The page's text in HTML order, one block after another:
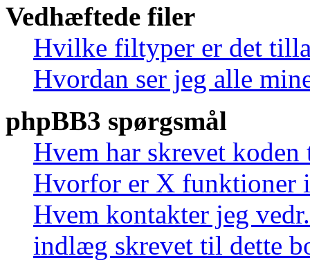
Vedhæftede filer
Hvilke filtyper er det
Hvordan ser jeg alle
phpBB3 spørgsmål
Hvem har skrevet koden
Hvorfor er X funktioner
Hvem kontakter jeg
indlæg skrevet til dette